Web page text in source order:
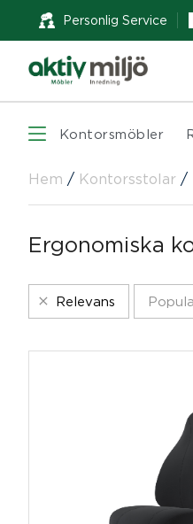
Personlig Service
Kontorsmöbler
Hem / Kontorsstolar /
Ergonomiska
Relevans